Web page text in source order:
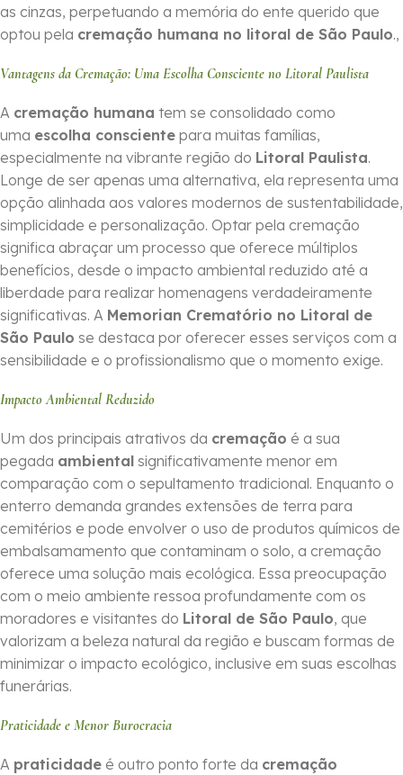
as cinzas, perpetuando a memória do ente querido que
optou pela cremação humana no litoral de São Paulo.,
Vantagens da Cremação: Uma Escolha Consciente no Litoral Paulista
A cremação humana tem se consolidado como
uma escolha consciente para muitas famílias,
especialmente na vibrante região do Litoral Paulista.
Longe de ser apenas uma alternativa, ela representa uma
opção alinhada aos valores modernos de sustentabilidade,
simplicidade e personalização. Optar pela cremação
significa abraçar um processo que oferece múltiplos
benefícios, desde o impacto ambiental reduzido até a
liberdade para realizar homenagens verdadeiramente
significativas. A Memorian Crematório no Litoral de
São Paulo se destaca por oferecer esses serviços com a
sensibilidade e o profissionalismo que o momento exige.
Impacto Ambiental Reduzido
Um dos principais atrativos da cremação é a sua
pegada ambiental significativamente menor em
comparação com o sepultamento tradicional. Enquanto o
enterro demanda grandes extensões de terra para
cemitérios e pode envolver o uso de produtos químicos de
embalsamamento que contaminam o solo, a cremação
oferece uma solução mais ecológica. Essa preocupação
com o meio ambiente ressoa profundamente com os
moradores e visitantes do Litoral de São Paulo, que
valorizam a beleza natural da região e buscam formas de
minimizar o impacto ecológico, inclusive em suas escolhas
funerárias.
Praticidade e Menor Burocracia
A praticidade é outro ponto forte da cremação